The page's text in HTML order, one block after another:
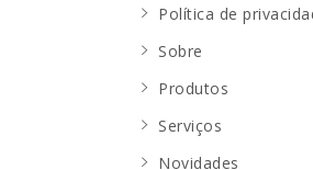
Política de
Sobre
Produtos
Serviços
Novidades